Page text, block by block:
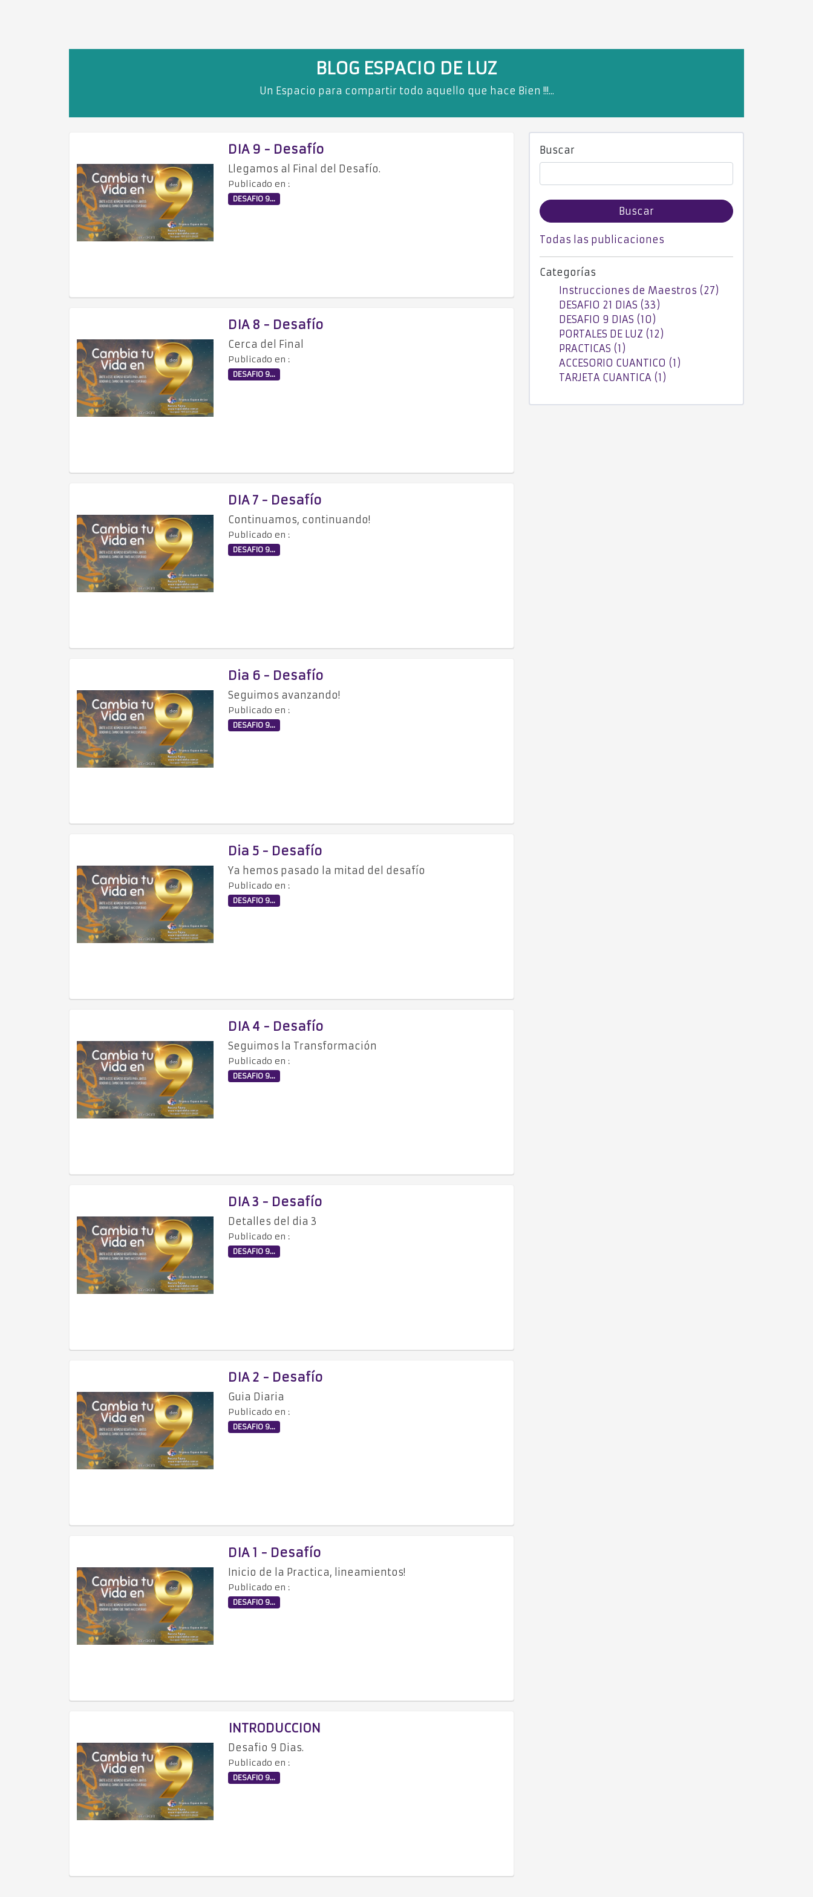
BLOG ESPACIO DE LUZ
Un Espacio para compartir todo aquello que hace Bien !!!...
DIA 9 - Desafío
Llegamos al Final del Desafío.
Publicado en :
DESAFIO 9...
DIA 8 - Desafío
Cerca del Final
Publicado en :
DESAFIO 9...
DIA 7 - Desafío
Continuamos, continuando!
Publicado en :
DESAFIO 9...
Dia 6 - Desafío
Seguimos avanzando!
Publicado en :
DESAFIO 9...
Dia 5 - Desafío
Ya hemos pasado la mitad del desafío
Publicado en :
DESAFIO 9...
DIA 4 - Desafío
Seguimos la Transformación
Publicado en :
DESAFIO 9...
DIA 3 - Desafío
Detalles del dia 3
Publicado en :
DESAFIO 9...
DIA 2 - Desafío
Guia Diaria
Publicado en :
DESAFIO 9...
DIA 1 - Desafío
Inicio de la Practica, lineamientos!
Publicado en :
DESAFIO 9...
INTRODUCCION
Desafio 9 Dias.
Publicado en :
DESAFIO 9...
Buscar
Buscar
Todas las publicaciones
Categorías
Instrucciones de Maestros (27)
DESAFIO 21 DIAS (33)
DESAFIO 9 DIAS (10)
PORTALES DE LUZ (12)
PRACTICAS (1)
ACCESORIO CUANTICO (1)
TARJETA CUANTICA (1)